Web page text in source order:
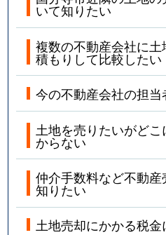
いて知りたい
複数の不動産会社に
積もりして比較したい
今の不動産会社の担
土地を売りたいがど
からない
仲介手数料など不動
知りたい
土地売却にかかる税